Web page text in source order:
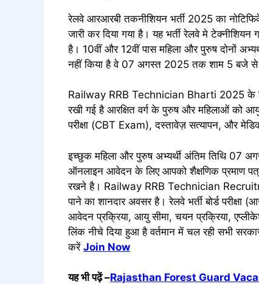
रेलवे आरआरबी तकनीशियन भर्ती 2025 का
जारी कर दिया गया है। यह भर्ती रेलवे मे
है। 10वीं और 12वीं पास महिला और पुरुष दोनों
नहीं किया है वे 07 अगस्त 2025 तक शाम 5 बजे से
Railway RRB Technician Bharti 2025 के
रखी गई है आरक्षित वर्ग के पुरुष और महिलाओं को
परीक्षा (CBT Exam), दस्तावेज़ सत्यापन, और
इच्छुक महिला और पुरुष अभ्यर्थी अंतिम तिथि 07
ऑनलाइन आवेदन के लिए आपको शैक्षणिक प्रमाण
रखने है। Railway RRB Technician
पाने का शानदार अवसर है। रेलवे भर्ती बोर्ड
आवेदन प्रक्रिया, आयु सीमा, चयन प्रक्रिया,
लिंक नीचे दिया हुआ है वर्तमान में चल रही सभी
करें Join Now
यह भी पढ़ें –Rajasthan Forest Guard